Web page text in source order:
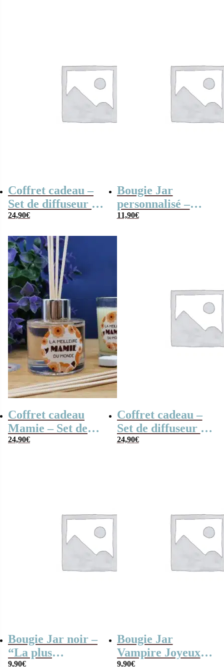
Coffret cadeau –
Set de diffuseur de
parfum + Bougie –
famille”
24,90€
Bougie Jar
personnalisé –
“Joyeux
11,90€
Coffret cadeau
Mamie – Set de
diffuseur de
24,90€
Coffret cadeau –
Set de diffuseur de
parfum + Bougie –
24,90€
Bougie Jar noir –
“La plus
9,90€
Bougie Jar
Vampire Joyeux
9,90€